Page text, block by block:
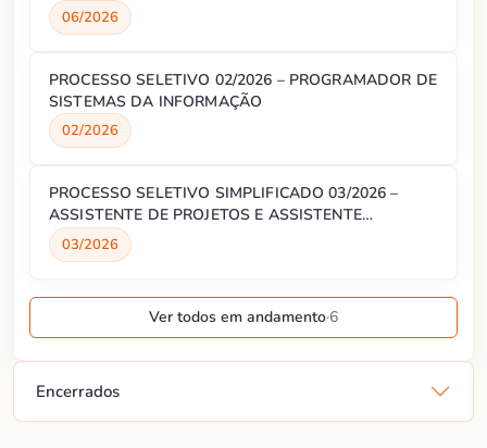
06/2026
PROCESSO SELETIVO 02/2026 – PROGRAMADOR DE
SISTEMAS DA INFORMAÇÃO
02/2026
PROCESSO SELETIVO SIMPLIFICADO 03/2026 –
ASSISTENTE DE PROJETOS E ASSISTENTE
ADMINISTRATIVO
03/2026
Ver todos em andamento·6
Encerrados